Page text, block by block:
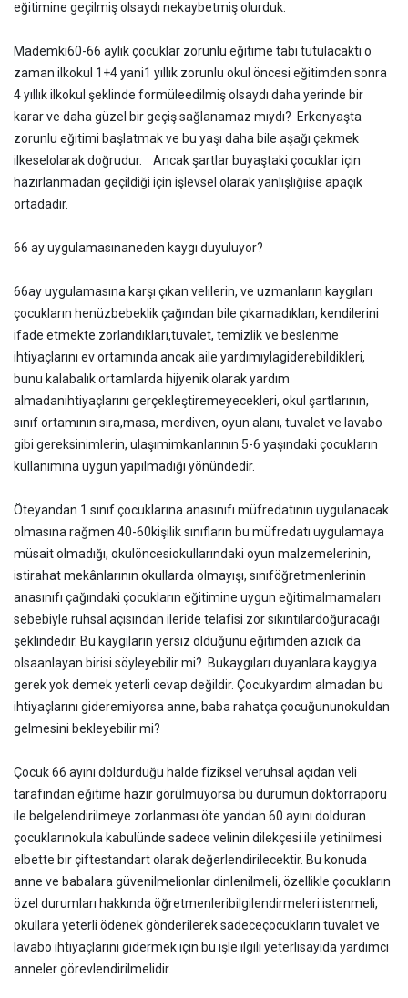
eğitimine geçilmiş olsaydı nekaybetmiş olurduk.
Mademki60-66 aylık çocuklar zorunlu eğitime tabi tutulacaktı o
zaman ilkokul 1+4 yani1 yıllık zorunlu okul öncesi eğitimden sonra
4 yıllık ilkokul şeklinde formüleedilmiş olsaydı daha yerinde bir
karar ve daha güzel bir geçiş sağlanamaz mıydı? Erkenyaşta
zorunlu eğitimi başlatmak ve bu yaşı daha bile aşağı çekmek
ilkeselolarak doğrudur. Ancak şartlar buyaştaki çocuklar için
hazırlanmadan geçildiği için işlevsel olarak yanlışlığıise apaçık
ortadadır.
66 ay uygulamasınaneden kaygı duyuluyor?
66ay uygulamasına karşı çıkan velilerin, ve uzmanların kaygıları
çocukların henüzbebeklik çağından bile çıkamadıkları, kendilerini
ifade etmekte zorlandıkları,tuvalet, temizlik ve beslenme
ihtiyaçlarını ev ortamında ancak aile yardımıylagiderebildikleri,
bunu kalabalık ortamlarda hijyenik olarak yardım
almadanihtiyaçlarını gerçekleştiremeyecekleri, okul şartlarının,
sınıf ortamının sıra,masa, merdiven, oyun alanı, tuvalet ve lavabo
gibi gereksinimlerin, ulaşımimkanlarının 5-6 yaşındaki çocukların
kullanımına uygun yapılmadığı yönündedir.
Öteyandan 1.sınıf çocuklarına anasınıfı müfredatının uygulanacak
olmasına rağmen 40-60kişilik sınıfların bu müfredatı uygulamaya
müsait olmadığı, okulöncesiokullarındaki oyun malzemelerinin,
istirahat mekânlarının okullarda olmayışı, sınıföğretmenlerinin
anasınıfı çağındaki çocukların eğitimine uygun eğitimalmamaları
sebebiyle ruhsal açısından ileride telafisi zor sıkıntılardoğuracağı
şeklindedir. Bu kaygıların yersiz olduğunu eğitimden azıcık da
olsaanlayan birisi söyleyebilir mi? Bukaygıları duyanlara kaygıya
gerek yok demek yeterli cevap değildir. Çocukyardım almadan bu
ihtiyaçlarını gideremiyorsa anne, baba rahatça çocuğununokuldan
gelmesini bekleyebilir mi?
Çocuk 66 ayını doldurduğu halde fiziksel veruhsal açıdan veli
tarafından eğitime hazır görülmüyorsa bu durumun doktorraporu
ile belgelendirilmeye zorlanması öte yandan 60 ayını dolduran
çocuklarınokula kabulünde sadece velinin dilekçesi ile yetinilmesi
elbette bir çiftestandart olarak değerlendirilecektir. Bu konuda
anne ve babalara güvenilmelionlar dinlenilmeli, özellikle çocukların
özel durumları hakkında öğretmenleribilgilendirmeleri istenmeli,
okullara yeterli ödenek gönderilerek sadeceçocukların tuvalet ve
lavabo ihtiyaçlarını gidermek için bu işle ilgili yeterlisayıda yardımcı
anneler görevlendirilmelidir.